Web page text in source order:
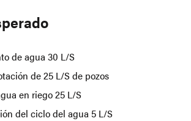
de agua 30 L/S
de 25 L/S de pozos
en riego 25 L/S
del ciclo del agua 5 L/S